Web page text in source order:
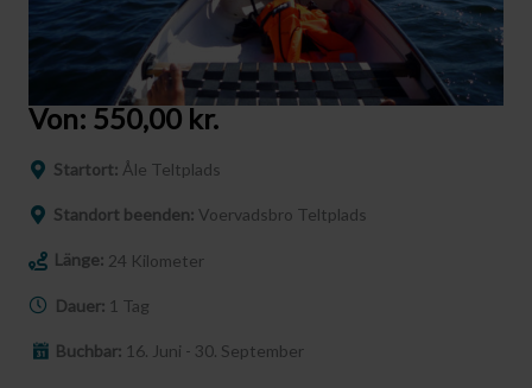
Von: 550,00 kr.
Startort: Åle Teltplads
Standort beenden: Voervadsbro Teltplads
Länge: 24 Kilometer
Dauer: 1 Tag
Buchbar: 16. Juni - 30. September